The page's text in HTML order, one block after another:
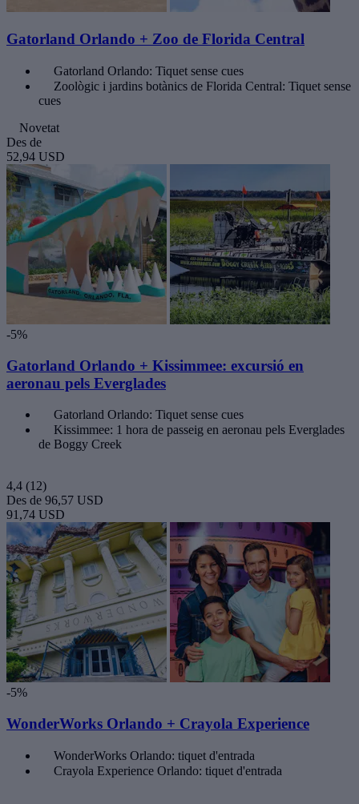
Gatorland Orlando + Zoo de Florida Central
Gatorland Orlando: Tiquet sense cues
Zoològic i jardins botànics de Florida Central: Tiquet sense
cues
Novetat
Des de
52,94 USD
-5%
Gatorland Orlando + Kissimmee: excursió en
aeronau pels Everglades
Gatorland Orlando: Tiquet sense cues
Kissimmee: 1 hora de passeig en aeronau pels Everglades
de Boggy Creek
4,4 (12)
Des de 96,57 USD
91,74 USD
-5%
WonderWorks Orlando + Crayola Experience
WonderWorks Orlando: tiquet d'entrada
Crayola Experience Orlando: tiquet d'entrada